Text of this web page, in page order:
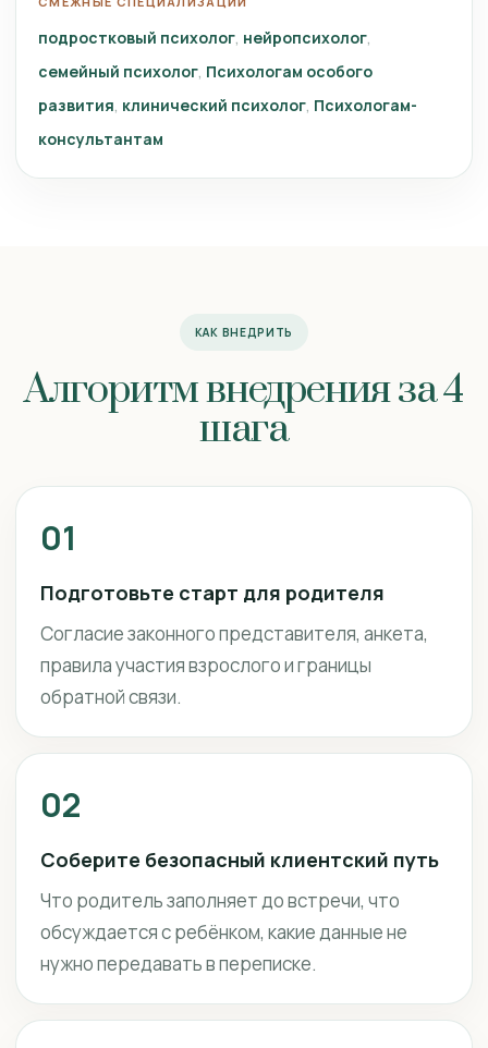
подростковый психолог нейропсихолог
семейный психолог Психологам особого
развития клинический психолог Психологам-
консультантам
КАК ВНЕДРИТЬ
Алгоритм внедрения за 4
шага
01
Подготовьте старт для родителя
Согласие законного представителя, анкета,
правила участия взрослого и границы
обратной связи.
02
Соберите безопасный клиентский путь
Что родитель заполняет до встречи, что
обсуждается с ребёнком, какие данные не
нужно передавать в переписке.